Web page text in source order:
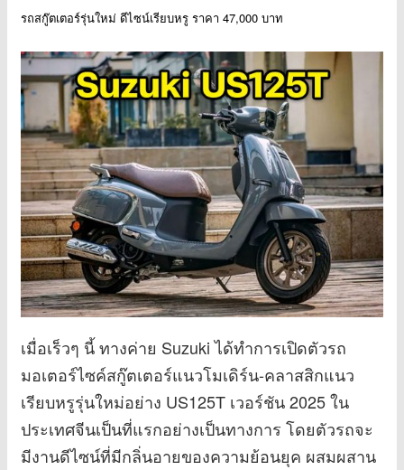
รถสกู๊ตเตอร์รุ่นใหม่ ดีไซน์เรียบหรู ราคา 47,000 บาท
เมื่อเร็วๆ นี้ ทางค่าย Suzuki ได้ทำการเปิดตัวรถ
มอเตอร์ไซค์สกู๊ตเตอร์แนวโมเดิร์น-คลาสสิกแนว
เรียบหรูรุ่นใหม่อย่าง US125T เวอร์ชัน 2025 ใน
ประเทศจีนเป็นที่แรกอย่างเป็นทางการ โดยตัวรถจะ
มีงานดีไซน์ที่มีกลิ่นอายของความย้อนยุค ผสมผสาน